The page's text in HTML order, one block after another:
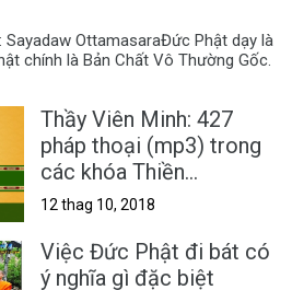
Sayadaw OttamasaraĐức Phật dạy là
chính là Bản Chất Vô Thường Gốc.
Thầy Viên Minh: 427
pháp thoại (mp3) trong
các khóa Thiền
Vipassanā & Sách nói
12 thag 10, 2018
Việc Đức Phật đi bát có
ý nghĩa gì đặc biệt